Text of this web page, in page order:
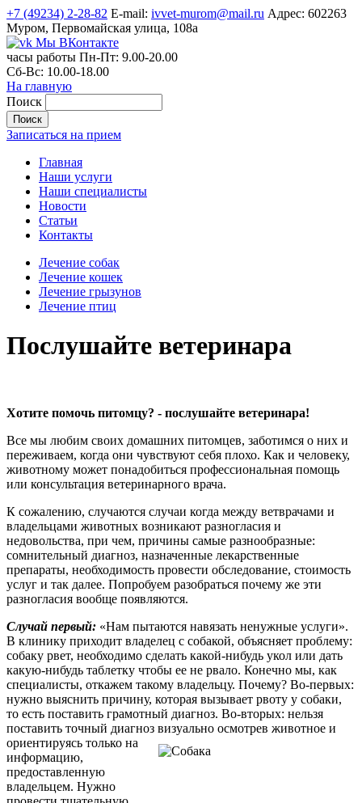
+7 (49234) 2-28-82 E-mail: ivvet-murom@mail.ru Адрес: 602263
Муром, Первомайская улица, 108а
Мы ВКонтакте
часы работы Пн-Пт: 9.00-20.00
Сб-Вс: 10.00-18.00
На главную
Поиск
Записаться на прием
Главная
Наши услуги
Наши специалисты
Новости
Статьи
Контакты
Лечение собак
Лечение кошек
Лечение грызунов
Лечение птиц
Послушайте ветеринара
Хотите помочь питомцу? - послушайте ветеринара!
Все мы любим своих домашних питомцев, заботимся о них и
переживаем, когда они чувствуют себя плохо. Как и человеку,
животному может понадобиться профессиональная помощь
или консультация ветеринарного врача.
К сожалению, случаются случаи когда между ветврачами и
владельцами животных возникают разногласия и
недовольства, при чем, причины самые разнообразные:
сомнительный диагноз, назначенные лекарственные
препараты, необходимость провести обследование, стоимость
услуг и так далее. Попробуем разобраться почему же эти
разногласия вообще появляются.
Случай первый: «Нам пытаются навязать ненужные услуги».
В клинику приходит владелец с собакой, объясняет проблему:
собаку рвет, необходимо сделать какой-нибудь укол или дать
какую-нибудь таблетку чтобы ее не рвало. Конечно мы, как
специалисты, откажем такому владельцу. Почему? Во-первых:
нужно выяснить причину, которая вызывает рвоту у собаки,
то есть поставить грамотный диагноз. Во-вторых: нельзя
поставить точный диагноз визуально осмотрев животное и
ориентируясь только на
информацию,
предоставленную
владельцем. Нужно